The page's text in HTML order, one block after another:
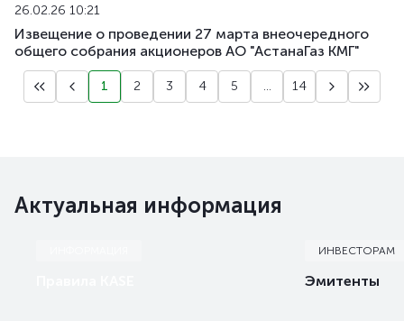
26.02.26 10:21
Извещение о проведении 27 марта внеочередного
общего собрания акционеров АО "АстанаГаз КМГ"
1 2 3 4 5 ... 14
Актуальная информация
ИНВЕСТОРАМ
Эмитенты